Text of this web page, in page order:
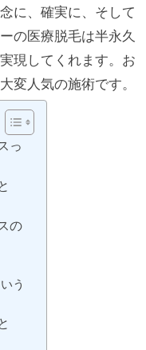
に、確実に、そして
の医療脱毛は半永久
現してくれます。お
変人気の施術です。
っ
の
う